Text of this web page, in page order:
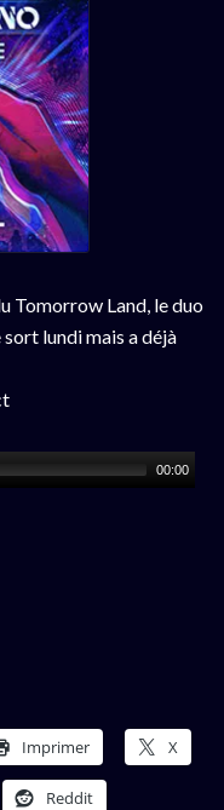
Tomorrow Land, le duo
lundi mais a déjà
00:00
Imprimer X
Reddit